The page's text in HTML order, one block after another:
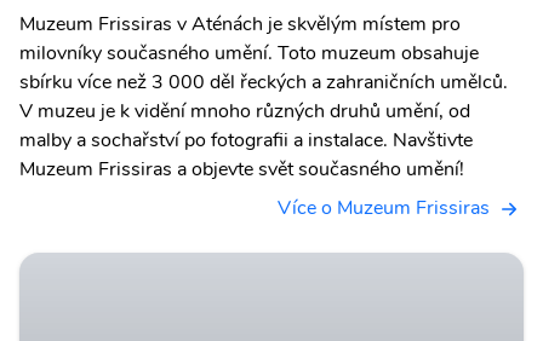
Muzeum Frissiras v Aténách je skvělým místem pro
milovníky současného umění. Toto muzeum obsahuje
sbírku více než 3 000 děl řeckých a zahraničních umělců.
V muzeu je k vidění mnoho různých druhů umění, od
malby a sochařství po fotografii a instalace. Navštivte
Muzeum Frissiras a objevte svět současného umění!
Více o Muzeum Frissiras